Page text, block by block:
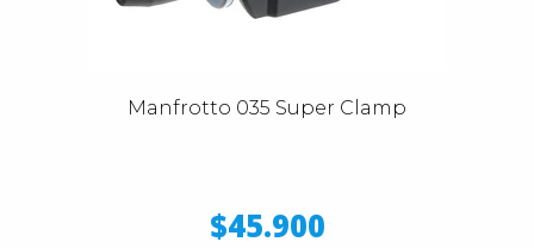
Manfrotto 035 Super Clamp
$45.900